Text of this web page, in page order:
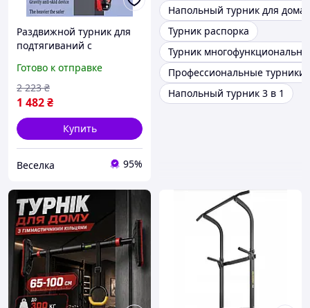
Раздвижной турник для
подтягиваний с
кольцами 100-120 см для
дома и активных игр
FLAME
Готово к отправке
1 482₴
2 223 ₴
Купить
Веселка 95%
Напольный турник для дома
Турник распорка
Турник
Профессиональные турники
Напольный турник 3 в 1